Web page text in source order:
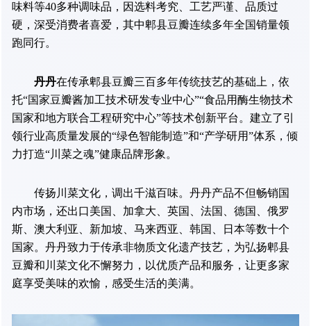
味料等40多种调味品，因选料考究、工艺严谨、品质过
硬，深受消费者喜爱，其中郫县豆瓣连续多年全国销量领
跑同行。
丹丹在传承郫县豆瓣三百多年传统技艺的基础上，依
托“国家豆瓣酱加工技术研发专业中心”“食品用酶生物技术
国家和地方联合工程研究中心”等技术创新平台。建立了引
领行业高质量发展的“绿色智能制造”和“产学研用”体系，倾
力打造“川菜之魂”健康品牌形象。
传扬川菜文化，调出千滋百味。丹丹产品不但畅销国
内市场，还出口美国、加拿大、英国、法国、德国、俄罗
斯、澳大利亚、新加坡、马来西亚、韩国、日本等数十个
国家。丹丹致力于传承非物质文化遗产技艺，为弘扬郫县
豆瓣和川菜文化不懈努力，以优质产品和服务，让更多家
庭享受美味的欢愉，感受生活的美满。